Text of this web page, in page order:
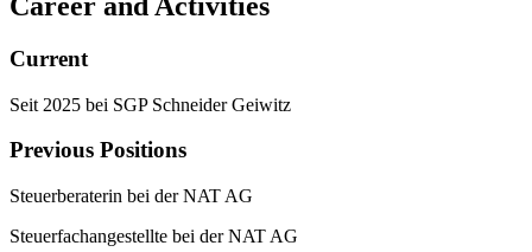
Current
Seit 2025 bei SGP Schneider Geiwitz
Previous Positions
Steuerberaterin bei der NAT AG
Steuerfachangestellte bei der NAT AG